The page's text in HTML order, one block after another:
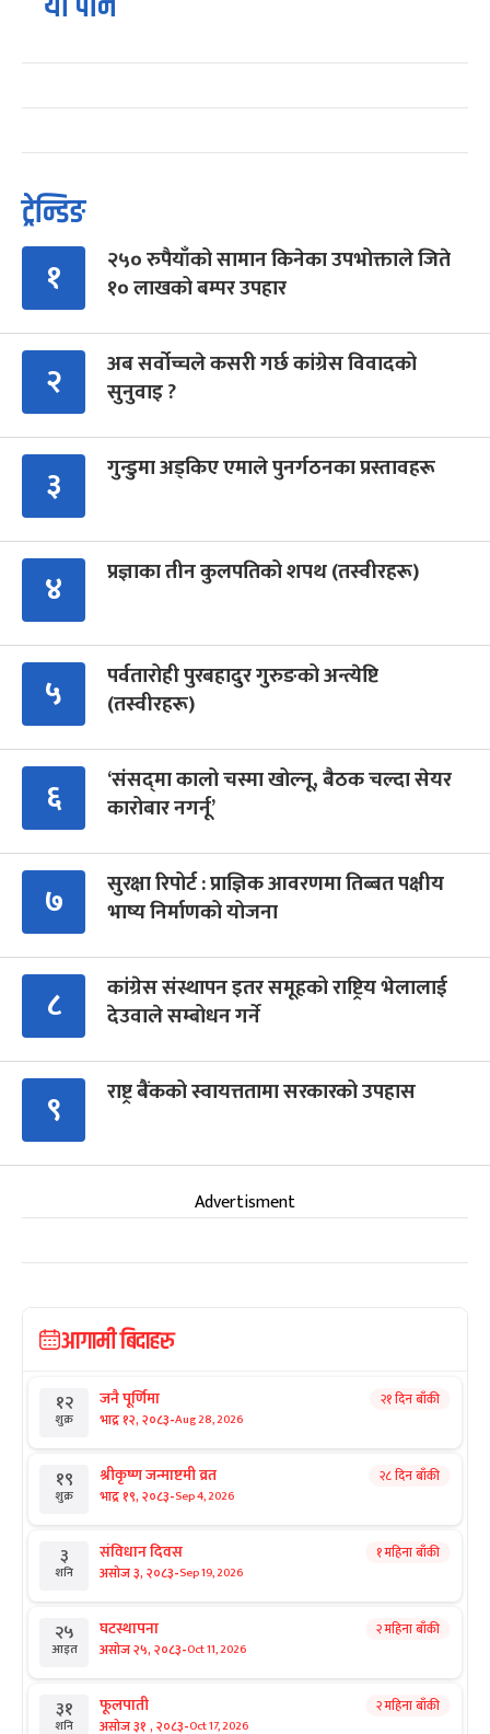
ट्रेन्डिङ
१
२५० रुपैयाँको सामान किनेका उपभोक्ताले जिते
१० लाखको बम्पर उपहार
२
अब सर्वोच्चले कसरी गर्छ कांग्रेस विवादको
सुनुवाइ ?
३ गुन्डुमा अड्किए एमाले पुनर्गठनका प्रस्तावहरू
४ प्रज्ञाका तीन कुलपतिको शपथ (तस्वीरहरू)
५
पर्वतारोही पुरबहादुर गुरुङको अन्त्येष्टि
(तस्वीरहरू)
६
‘संसद्‍मा कालो चस्मा खोल्नू, बैठक चल्दा सेयर
कारोबार नगर्नू’
७
सुरक्षा रिपोर्ट : प्राज्ञिक आवरणमा तिब्बत पक्षीय
भाष्य निर्माणको योजना
८
कांग्रेस संस्थापन इतर समूहको राष्ट्रिय भेलालाई
देउवाले सम्बोधन गर्ने
९ राष्ट्र बैंकको स्वायत्ततामा सरकारको उपहास
Advertisment
आगामी बिदाहरु
१२
शुक्र
जनै पूर्णिमा
भाद्र १२, २०८३-Aug 28, 2026
२१ दिन बाँकी
१९
शुक्र
श्रीकृष्ण जन्माष्टमी व्रत
भाद्र १९, २०८३-Sep 4, 2026
२८ दिन बाँकी
३
शनि
संविधान दिवस
असोज ३, २०८३-Sep 19, 2026
१ महिना बाँकी
२५
आइत
घटस्थापना
असोज २५, २०८३-Oct 11, 2026
२ महिना बाँकी
३१
शनि
फूलपाती
असोज ३१ , २०८३-Oct 17, 2026
२ महिना बाँकी